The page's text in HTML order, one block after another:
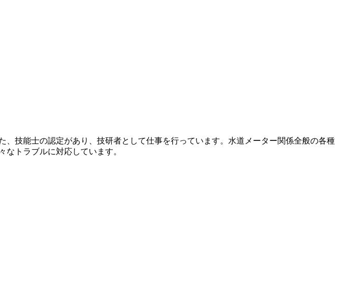
技能士の認定があり、技研者として仕事を行っています。水道メーター関係全般の各種
トラブルに対応しています。